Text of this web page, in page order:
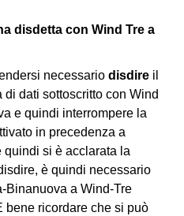
disdetta con Wind Tre a
necessario disdire il
dati sottoscritto con Wind
e quindi interrompere la
in precedenza a
si è acclarata la
è quindi necessario
Binanuova a Wind-Tre
bene ricordare che si può